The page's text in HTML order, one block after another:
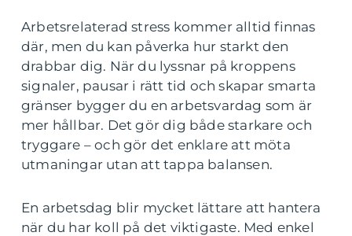
Arbetsrelaterad stress kommer alltid finnas
där, men du kan påverka hur starkt den
drabbar dig. När du lyssnar på kroppens
signaler, pausar i rätt tid och skapar smarta
gränser bygger du en arbetsvardag som är
mer hållbar. Det gör dig både starkare och
tryggare – och gör det enklare att möta
utmaningar utan att tappa balansen.
En arbetsdag blir mycket lättare att hantera
när du har koll på det viktigaste. Med enkel